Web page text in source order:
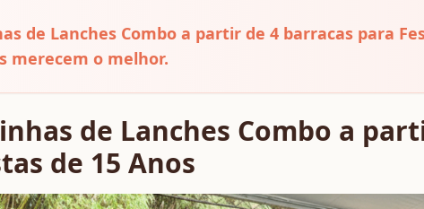
de Lanches Combo a partir de 4 barracas para
merecem o melhor.
de Lanches Combo a
de 15 Anos